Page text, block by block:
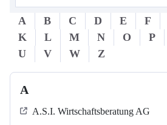
A B C D E F
K
L M N O P
U
V W Z
A
A.S.I. Wirtschaftsberatung AG